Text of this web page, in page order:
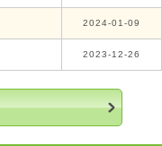
2024-01-09
2023-12-26